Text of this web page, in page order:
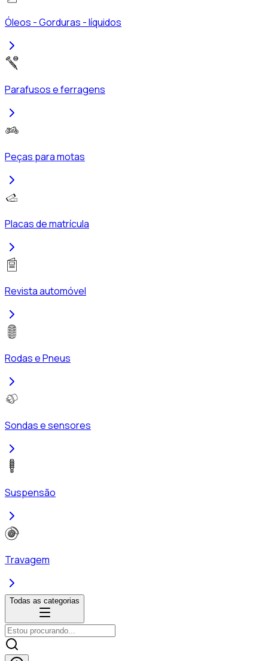
Óleos - Gorduras - líquidos
Parafusos e ferragens
Peças para motas
Placas de matrícula
Revista automóvel
Rodas e Pneus
Sondas e sensores
Suspensão
Travagem
Todas as categorias